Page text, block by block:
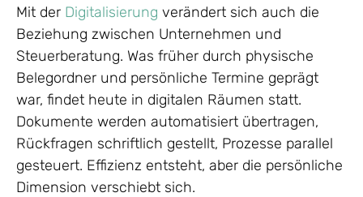
Mit der Digitalisierung verändert sich auch die
Beziehung zwischen Unternehmen und
Steuerberatung. Was früher durch physische
Belegordner und persönliche Termine geprägt
war, findet heute in digitalen Räumen statt.
Dokumente werden automatisiert übertragen,
Rückfragen schriftlich gestellt, Prozesse parallel
gesteuert. Effizienz entsteht, aber die persönliche
Dimension verschiebt sich.